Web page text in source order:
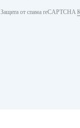
Защита от спама reCAPTCHA